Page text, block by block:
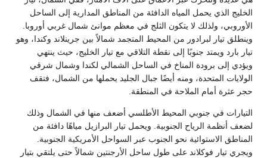
الخليج الذي يحمل المياه الدافئة من المناطق المدارية إلى الساحل
الأوروبي، ولذلك لا يتكون الثلج في معظم موانئ شمال غربي أوروبا.
وينطلق تيار لبرادور من المحيط المتجمد شمالاً بين جرينلاند وكندا، وهو
تيار بارد ويمتد جنوبًا إلى نقطة التلاقي مع تيار الخليج، حيث ينتهي
ويؤدي إلى برودة المناخ في الساحل الشمالي لكندا وشمال شرقي
الولايات المتحدة، ومنه أيضًا جبال الجليد يحملها من الشمال، فتقف
حجر عثرة أمام الملاحة في المنطقة.
التيارات في جنوبي المحيط الأطلسي أضعف منها في الشمال وذلك
لضعف أنظمة الرياح الجنوبية. ويحمل تيار البرازيل مياهًا دافئة من
المناطق الاستوائية نحو الجنوب عبر السواحل الأمريكية الجنوبية.
ويجري تيار فوكلاند على طول ساحل الأرجنتين شمالاً حتى يلتقي بتيار